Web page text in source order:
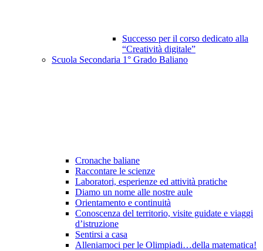
Successo per il corso dedicato alla
“Creatività digitale”
Scuola Secondaria 1° Grado Baliano
Cronache baliane
Raccontare le scienze
Laboratori, esperienze ed attività pratiche
Diamo un nome alle nostre aule
Orientamento e continuità
Conoscenza del territorio, visite guidate e viaggi
d’istruzione
Sentirsi a casa
Alleniamoci per le Olimpiadi…della matematica!